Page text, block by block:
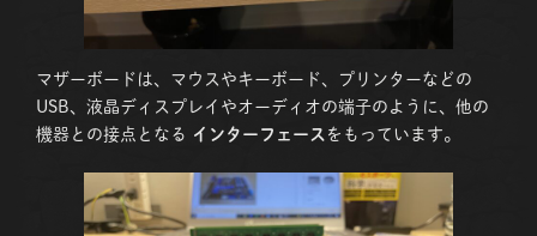
マザーボードは、マウスやキーボード、プリンターなどの
USB、液晶ディスプレイやオーディオの端子のように、他の
機器との接点となる インターフェース をもっています。